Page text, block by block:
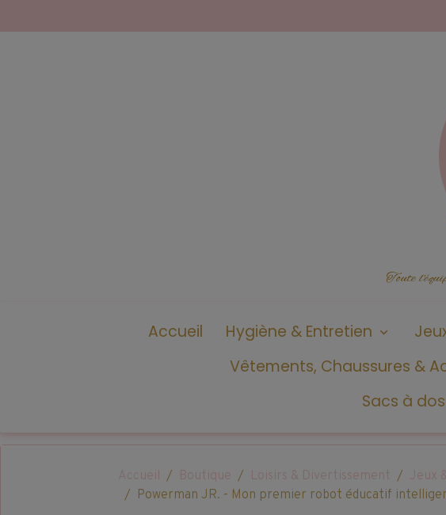
Toute
Accueil Hygiène & Entretien
Vêtements, Chaussures &
Sacs à
Accueil Boutique Loisirs & Divertissement Jeux
Powerman JR. - Mon premier robot éducatif